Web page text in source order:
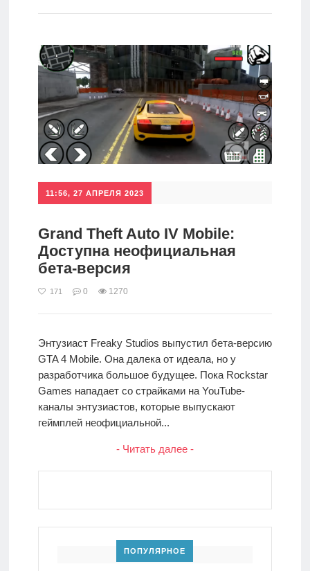
Мобильное
Культовые
игры
11:56, 27 АПРЕЛЯ 2023
Grand Theft Auto IV Mobile:
Доступна неофициальная
бета-версия
171 0 1270
Энтузиаст Freaky Studios выпустил бета-версию
GTA 4 Mobile. Она далека от идеала, но у
разработчика большое будущее. Пока Rockstar
Games нападает со страйками на YouTube-
каналы энтузиастов, которые выпускают
геймплей неофициальной...
- Читать далее -
ПОПУЛЯРНОЕ